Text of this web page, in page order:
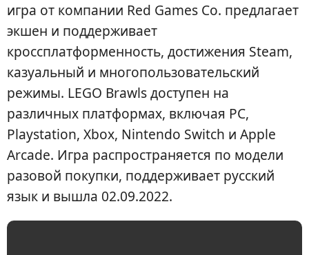
игра от компании Red Games Co. предлагает
экшен и поддерживает
кроссплатформенность, достижения Steam,
казуальный и многопользовательский
режимы. LEGO Brawls доступен на
различных платформах, включая PC,
Playstation, Xbox, Nintendo Switch и Apple
Arcade. Игра распространяется по модели
разовой покупки, поддерживает русский
язык и вышла 02.09.2022.